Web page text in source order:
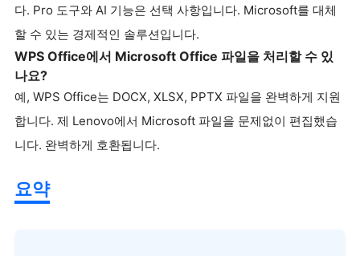
다. Pro 도구와 AI 기능은 선택 사항입니다. Microsoft를 대체
할 수 있는 경제적인 솔루션입니다.
WPS Office에서 Microsoft Office 파일을 처리할 수 있
나요?
예, WPS Office는 DOCX, XLSX, PPTX 파일을 완벽하게 지원
합니다. 제 Lenovo에서 Microsoft 파일을 문제없이 편집했습
니다. 완벽하게 호환됩니다.
요약